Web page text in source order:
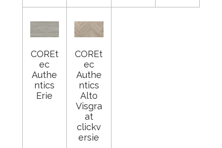
COREt
ec
Authe
ntics
Erie
COREt
ec
Authe
ntics
Alto
Visgra
at
clickv
ersie